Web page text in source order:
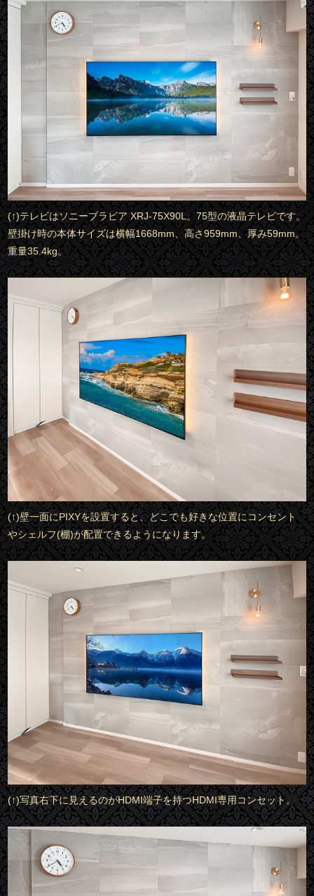
(↑)テレビはソニーブラビア XRJ-75X90L。75型の液晶テレビです。
壁掛け時の本体サイズは横幅1668mm、高さ959mm、厚み59mm。
重量35.4kg。
(↑)壁一面にPIXYを設置すると、どこでも好きな位置にコンセント
やシェルフ(棚)が配置できるようになります。
(↑)写真右下に見えるのがHDMI端子を持つHDMI専用コンセット。